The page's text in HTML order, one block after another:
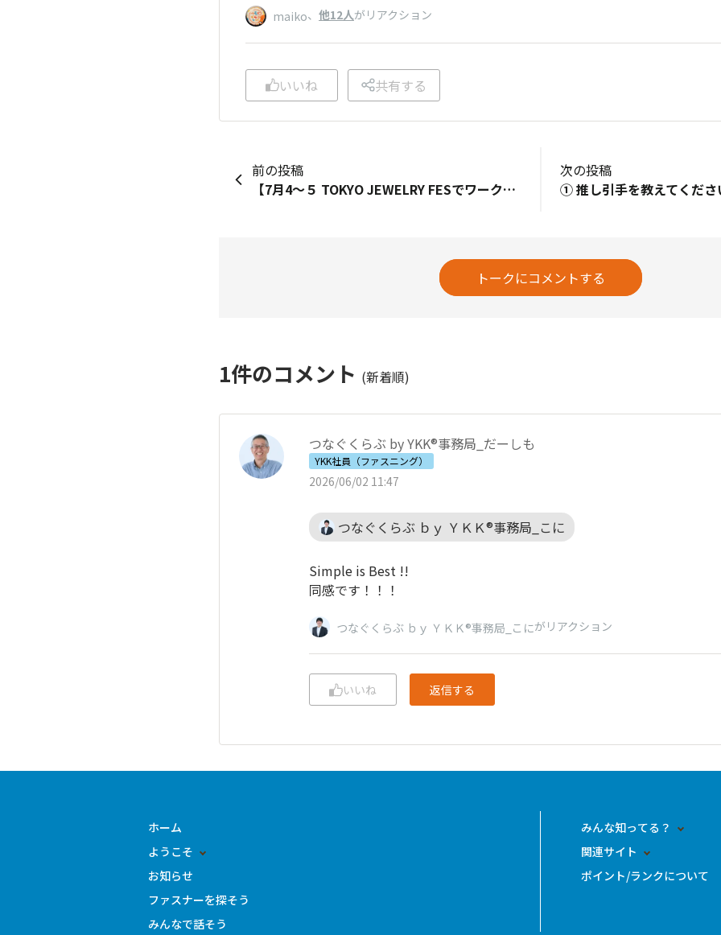
maiko、 他12人がリアクション
いいね 共有する
前の投稿
【7月4～５ TOKYO JEWELRY FESでワークショップ開催！】ZIPARTIST里桜🌸です。こんにちは。７月４日（土）～５日（日）の２日間東京ビッグサイトで開催されるTOKYO JEWELRY FESにて久々にワークショップを開催します！レアな、見る方向で色が変わる「AUROLITE」を使用したコサージュを作ります。数種類から色をお選びいただき、中心のパーツもパールかスワロフスキーからチョイス可能なオンリーワンのコサージュが作れるワークショップです。軽くて立体感のあるコサージュはプレゼントにも最適です💖ワークショップ詳細、ブース詳細はまた来月お知らせさせていただきますが、入場登録が今月いっぱいが無料、来月から有料になってしまいますので、もしよろしければ今月中に来場登録をお済ませください。ワークショップに参加しなくても遊びに来てくださったら嬉しいです。当日ボランティアでお手伝いしてくださる方も募集中です！もしかしたら今期から新しくブランドモデルになったミュージシャン＆アーティストHくんも来るかも・・・💙入場申し込みはこちらから・・・TOKYO JEWERLY FES
次の投稿
トークにコメントする
1件のコメント (新着順)
つなぐくらぶ by YKK®事務局_だーしも
YKK社員（ファスニング）
2026/06/02 11:47
つなぐくらぶ ｂｙ ＹＫＫ®事務局_こに
Simple is Best !!
同感です！！！
つなぐくらぶ ｂｙ ＹＫＫ®事務局_こにがリアクション
いいね 返信する
ホーム
ようこそ
お知らせ
ファスナーを探そう
みんなで話そう
みんな知ってる？
関連サイト
ポイント/ランクについて